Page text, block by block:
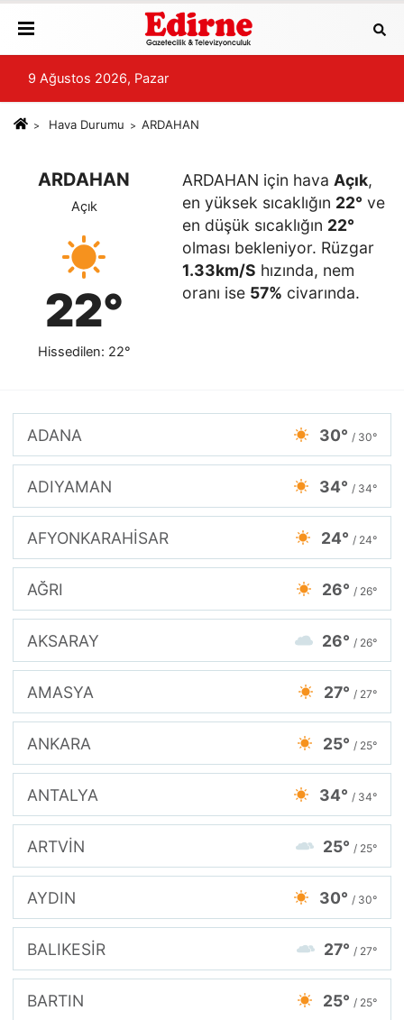
9 Ağustos 2026, Pazar
Hava Durumu ARDAHAN
ARDAHAN
Açık
22°
Hissedilen: 22°
ARDAHAN için hava Açık,
en yüksek sıcaklığın 22° ve
en düşük sıcaklığın 22°
olması bekleniyor. Rüzgar
1.33km/S hızında, nem
oranı ise 57% civarında.
ADANA 30° / 30°
ADIYAMAN 34° / 34°
AFYONKARAHİSAR 24° / 24°
AĞRI 26° / 26°
AKSARAY 26° / 26°
AMASYA 27° / 27°
ANKARA 25° / 25°
ANTALYA 34° / 34°
ARTVİN 25° / 25°
AYDIN 30° / 30°
BALIKESİR 27° / 27°
BARTIN 25° / 25°